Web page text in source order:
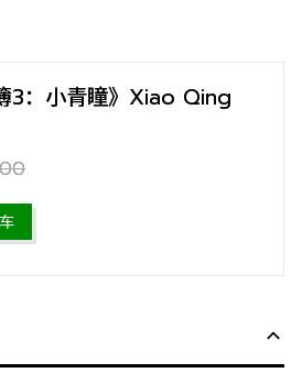
3：小青瞳》Xiao Qing